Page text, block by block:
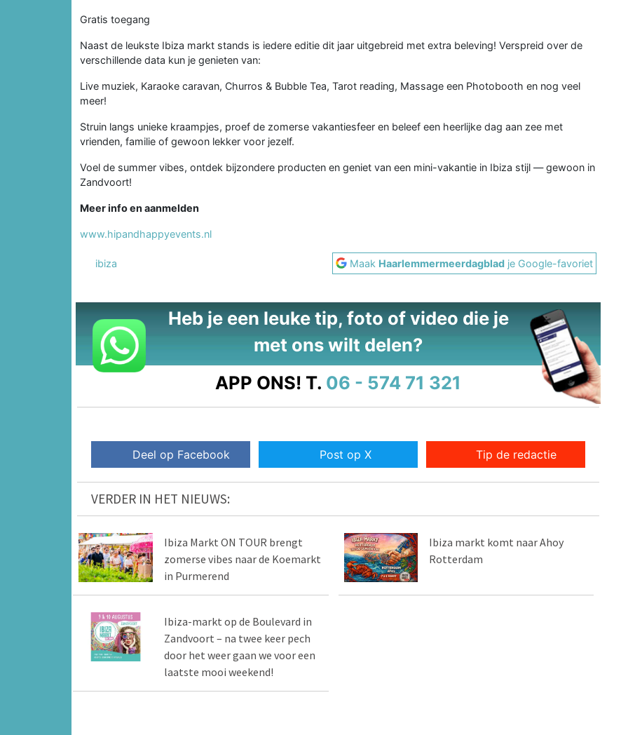
Gratis toegang
Naast de leukste Ibiza markt stands is iedere editie dit jaar uitgebreid met extra beleving! Verspreid over de
verschillende data kun je genieten van:
Live muziek, Karaoke caravan, Churros & Bubble Tea, Tarot reading, Massage een Photobooth en nog veel
meer!
Struin langs unieke kraampjes, proef de zomerse vakantiesfeer en beleef een heerlijke dag aan zee met
vrienden, familie of gewoon lekker voor jezelf.
Voel de summer vibes, ontdek bijzondere producten en geniet van een mini-vakantie in Ibiza stijl — gewoon in
Zandvoort!
Meer info en aanmelden
www.hipandhappyevents.nl
ibiza Maak Haarlemmermeerdagblad je Google-favoriet
Heb je een leuke tip, foto of video die je
met ons wilt delen?
APP ONS! T. 06 - 574 71 321
Deel op Facebook Post op X Tip de redactie
VERDER IN HET NIEUWS:
Ibiza Markt ON TOUR brengt
zomerse vibes naar de Koemarkt
in Purmerend
Ibiza markt komt naar Ahoy
Rotterdam
Ibiza-markt op de Boulevard in
Zandvoort – na twee keer pech
door het weer gaan we voor een
laatste mooi weekend!